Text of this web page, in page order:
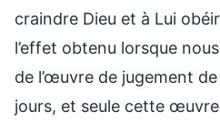
craindre Dieu et à Lui
l’effet obtenu lorsque
de l’œuvre de jugement
jours, et seule cette